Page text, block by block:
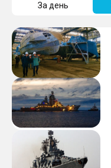
За день